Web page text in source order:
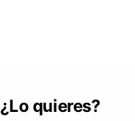
¿Lo quieres?